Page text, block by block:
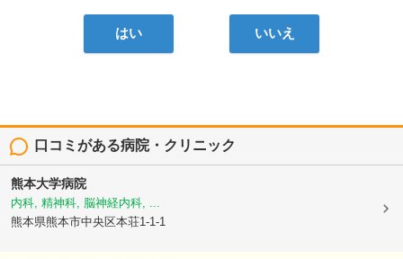
はい いいえ
口コミがある病院・クリニック
熊本大学病院
内科, 精神科, 脳神経内科, ...
熊本県熊本市中央区本荘1-1-1